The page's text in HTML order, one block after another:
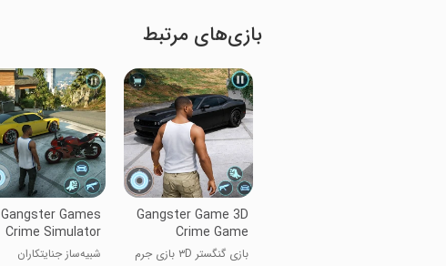
بازی‌های مرتبط
Gangster Game 3D
Crime Game
بازی گنگستر ۳D بازی جرم
Gangster Games
Crime Simulator
شبیه‌ساز جنایتکاران